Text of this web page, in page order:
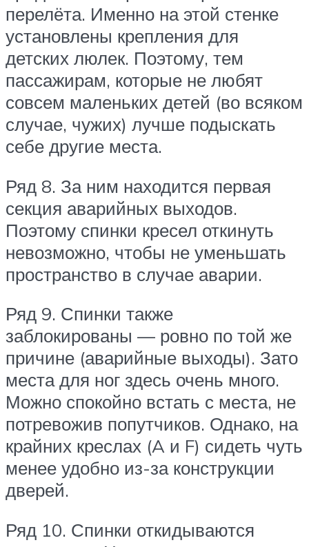
перелёта. Именно на этой стенке
установлены крепления для
детских люлек. Поэтому, тем
пассажирам, которые не любят
совсем маленьких детей (во всяком
случае, чужих) лучше подыскать
себе другие места.
Ряд 8. За ним находится первая
секция аварийных выходов.
Поэтому спинки кресел откинуть
невозможно, чтобы не уменьшать
пространство в случае аварии.
Ряд 9. Спинки также
заблокированы — ровно по той же
причине (аварийные выходы). Зато
места для ног здесь очень много.
Можно спокойно встать с места, не
потревожив попутчиков. Однако, на
крайних креслах (A и F) сидеть чуть
менее удобно из-за конструкции
дверей.
Ряд 10. Спинки откидываются